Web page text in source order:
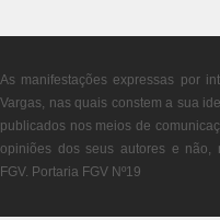
As manifestações expressas por
Vargas, nas quais constem a sua
publicados nos meios de
opiniões dos seus autores e não,
FGV. Portaria FGV Nº19